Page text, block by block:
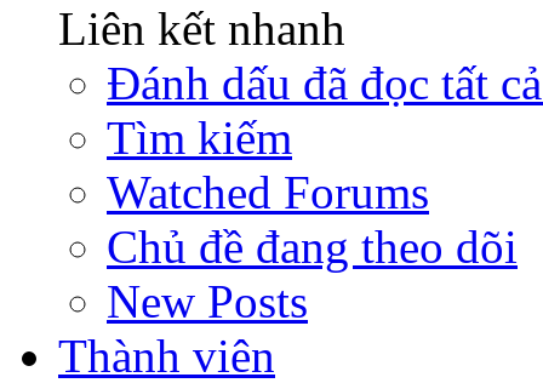
Liên kết nhanh
Đánh dấu đã đọc tất
Tìm kiếm
Watched Forums
Chủ đề đang theo dõi
New Posts
Thành viên